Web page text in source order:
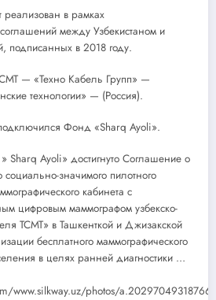
реализован в рамках
между Узбекистаном и
подписанных в 2018 году.
— «Техно Кабель Групп» —
технологии» — (Россия).
Фонд «Sharq Ayoli».
Ayoli» достигнуто Соглашение о
социально-значимого пилотного
кабинета с
цифровым маммографом узбекско-
ТСМТ» в Ташкенткой и Джизакской
бесплатного маммографического
в целях ранней диагностики …
www.silkway.uz/photos/